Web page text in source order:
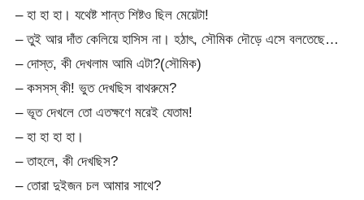
– হা হা হা। যথেষ্ট শান্ত শিষ্টও ছিল মেয়েটা!
– তুই আর দাঁত কেলিয়ে হাসিস না। হঠাৎ, সৌমিক দৌড়ে এসে বলতেছে…
– দোস্ত, কী দেখলাম আমি এটা?(সৌমিক)
– কসসস্ কী! ভুত দেখছিস বাথরুমে?
– ভূত দেখলে তো এতক্ষণে মরেই যেতাম!
– হা হা হা হা।
– তাহলে, কী দেখছিস?
– তোরা দুইজন চল আমার সাথে?